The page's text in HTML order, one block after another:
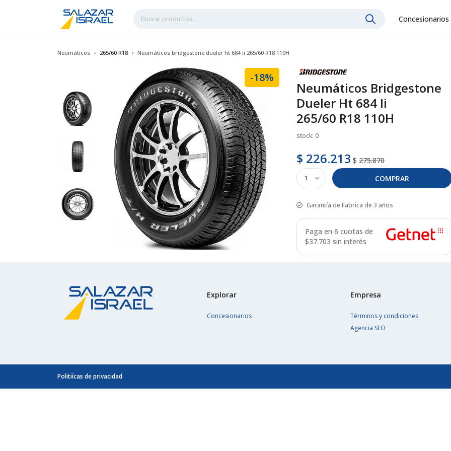
Concesionarios
Neumáticos 265/60 R18 Neumáticos bridgestone dueler ht 684 ii 265/60 R18 110H
-18%
Neumáticos Bridgestone
Dueler Ht 684 Ii
265/60 R18 110H
stock: 0
$ 226.213 $ 275.870
COMPRAR
Garantía de Fabrica de 3 años
Paga en 6 cuotas de
$37.703 sin interés
Explorar
Concesionarios
Empresa
Términos y condiciones
Agencia SEO
Politiícas de privacidad